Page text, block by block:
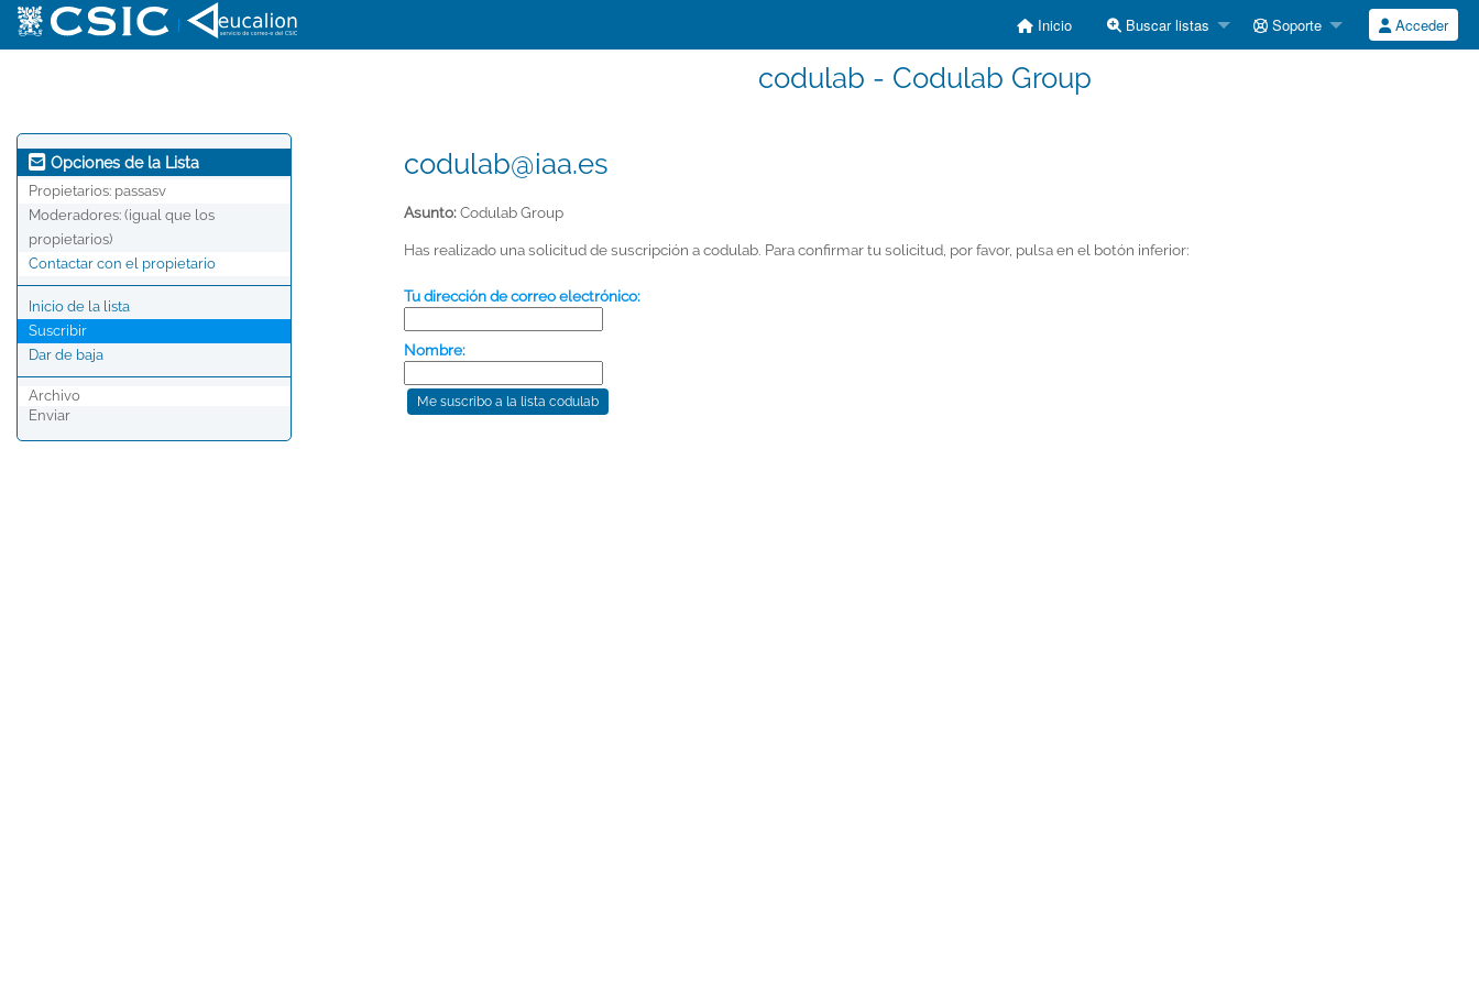
Inicio Buscar listas Soporte Acceder
codulab - Codulab Group
Opciones de la Lista
Propietarios: passasv
Moderadores: (igual que los
propietarios)
Contactar con el propietario
Inicio de la lista
Suscribir
Dar de baja
Archivo
Enviar
codulab@iaa.es
Asunto:Codulab Group
Has realizado una solicitud de suscripción a codulab. Para confirmar tu solicitud, por favor, pulsa en el botón inferior:
Tu dirección de correo electrónico:
Nombre: